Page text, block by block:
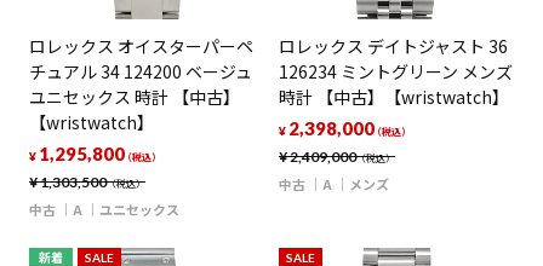
ロレックス オイスターパーペ
チュアル 34 124200 ベージュ
ユニセックス 時計 【中古】
【wristwatch】
¥1,303,500（税込）
¥ 1,295,800（税込）
中古 A ユニセックス
ロレックス デイトジャスト 36
126234 ミントグリーン メンズ
時計 【中古】【wristwatch】
¥2,409,000（税込）
¥ 2,398,000（税込）
中古 A メンズ
新着 SALE SALE